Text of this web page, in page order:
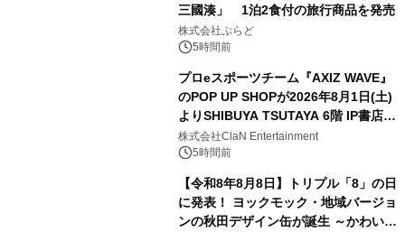
三國湊」 1泊2食付の旅行商品を発売
株式会社ぷらど
5時間前
プロeスポーツチーム『AXIZ WAVE』
のPOP UP SHOPが2026年8月1日(土)
よりSHIBUYA TSUTAYA 6階 IP書店で
開催決定！！
株式会社ClaN Entertainment
5時間前
【令和8年8月8日】トリプル「8」の日
に発表！ ヨックモック・地域バージョ
ンの秋田デザイン缶が誕生 ～かわいい